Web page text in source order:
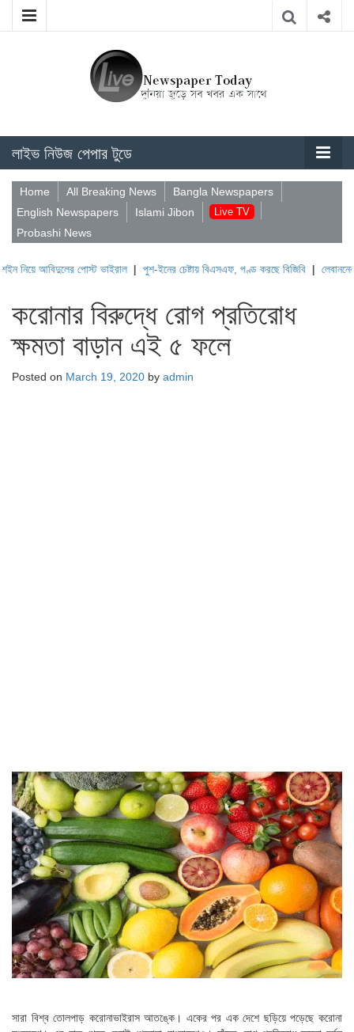
লাইভ নিউজ পেপার টুডে
Home All Breaking News
Bangla Newspapers
English Newspapers
Islami Jibon Live TV
Probashi News
পোস্ট ভাইরাল| পুশ-ইনের চেষ্টায় বিএসএফ, পণ্ড করছে বিজিবি|লেবাননের
করোনার বিরুদ্ধে রোগ প্রতিরোধ
ক্ষমতা বাড়ান এই ৫ ফলে
Posted on March 19, 2020 by admin
সারা বিশ্ব তোলপাড় করোনাভাইরাস আতঙ্কে। একের পর এক দেশে ছড়িয়ে পড়েছে করোনা